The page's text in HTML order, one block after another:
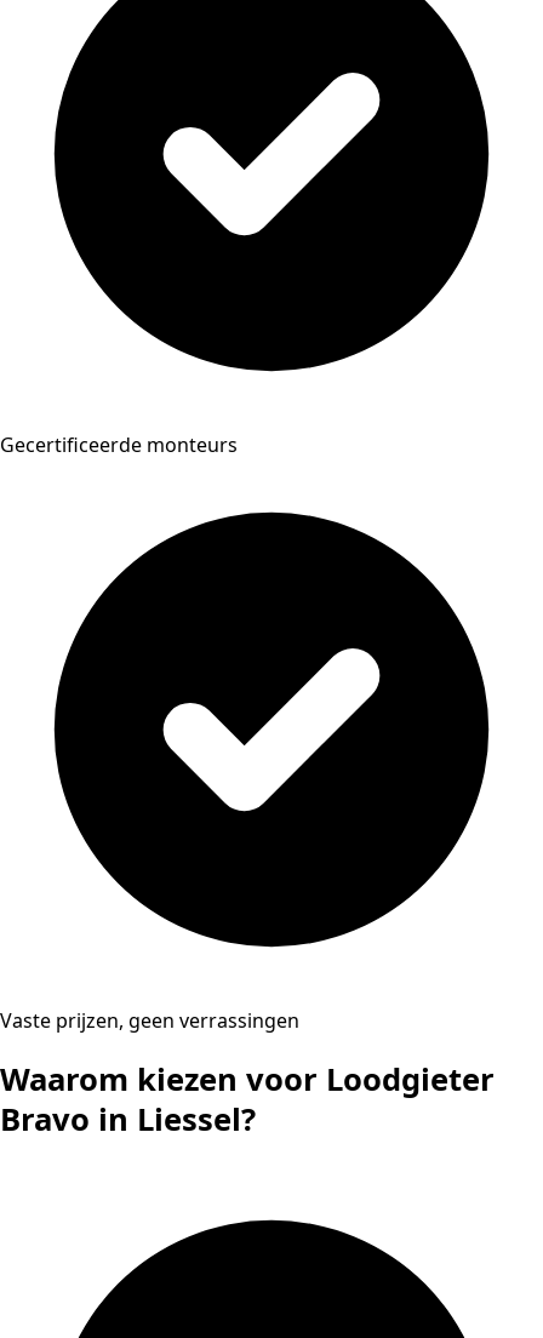
Gecertificeerde monteurs
Vaste prijzen, geen verrassingen
Waarom kiezen voor Loodgieter
Bravo in Liessel?